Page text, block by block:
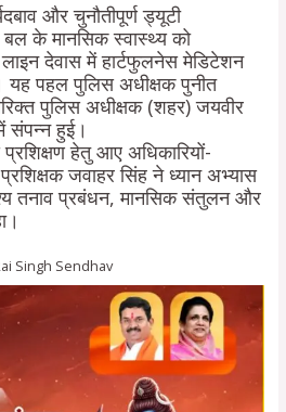
और चुनौतीपूर्ण ड्यूटी
बल के मानसिक स्वास्थ्य को
देवास में हार्टफुलनेस मेडिटेशन
यह पहल पुलिस अधीक्षक पुनीत
पुलिस अधीक्षक (शहर) जयवीर
संपन्न हुई।
हेतु आए अधिकारियों-
जवाहर सिंह ने ध्यान अभ्यास
तनाव प्रबंधन, मानसिक संतुलन और